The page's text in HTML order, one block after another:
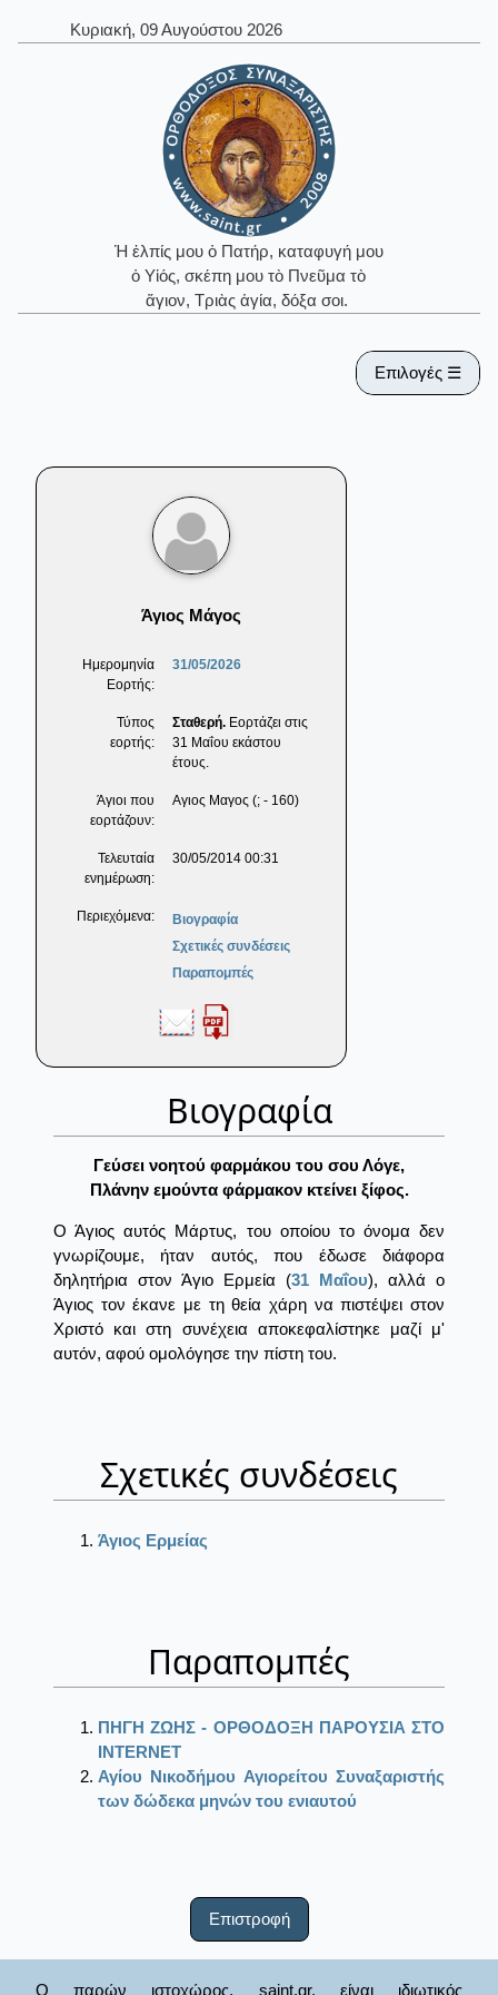
Κυριακή, 09 Αυγούστου 2026
Ἡ ἐλπίς μου ὁ Πατήρ, καταφυγή μου
ὁ Υἱός, σκέπη μου τὸ Πνεῦμα τὸ
ἅγιον, Τριὰς ἁγία, δόξα σοι.
Επιλογές ☰
Άγιος Μάγος
Ημερομηνία
Εορτής:
31/05/2026
Τύπος
εορτής:
Σταθερή. Εορτάζει στις
31 Μαΐου εκάστου
έτους.
Άγιοι που
εορτάζουν:
Αγιος Μαγος (; - 160)
Τελευταία
ενημέρωση:
30/05/2014 00:31
Περιεχόμενα:
Βιογραφία
Σχετικές συνδέσεις
Παραπομπές
Βιογραφία
Γεύσει νοητού φαρμάκου του σου Λόγε,
Πλάνην εμούντα φάρμακον κτείνει ξίφος.
Ο Άγιος αυτός Μάρτυς, του οποίου το όνομα δεν
γνωρίζουμε, ήταν αυτός, που έδωσε διάφορα
δηλητήρια στον Άγιο Ερμεία (31 Μαΐου), αλλά ο
Άγιος τον έκανε με τη θεία χάρη να πιστέψει στον
Χριστό και στη συνέχεια αποκεφαλίστηκε μαζί μ'
αυτόν, αφού ομολόγησε την πίστη του.
Σχετικές συνδέσεις
Άγιος Ερμείας
Παραπομπές
ΠΗΓΗ ΖΩΗΣ - ΟΡΘΟΔΟΞΗ ΠΑΡΟΥΣΙΑ ΣΤΟ
ΙΝΤΕRΝΕΤ
Αγίου Νικοδήμου Αγιορείτου Συναξαριστής
των δώδεκα μηνών του ενιαυτού
Επιστροφή
Ο παρών ιστοχώρος, saint.gr, είναι ιδιωτικός